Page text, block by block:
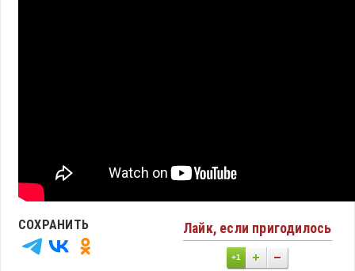
Лайк, если пригодилось
+1
СОХРАНИТЬ